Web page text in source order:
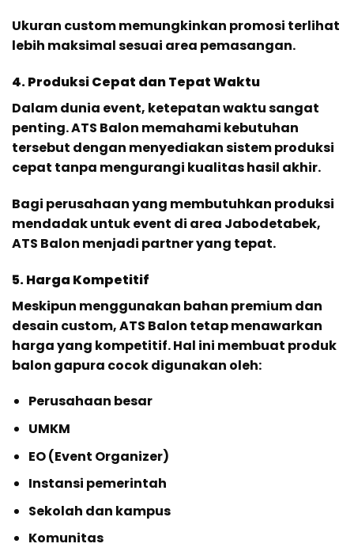
Ukuran custom memungkinkan promosi terlihat
lebih maksimal sesuai area pemasangan.
4. Produksi Cepat dan Tepat Waktu
Dalam dunia event, ketepatan waktu sangat
penting. ATS Balon memahami kebutuhan
tersebut dengan menyediakan sistem produksi
cepat tanpa mengurangi kualitas hasil akhir.
Bagi perusahaan yang membutuhkan produksi
mendadak untuk event di area Jabodetabek,
ATS Balon menjadi partner yang tepat.
5. Harga Kompetitif
Meskipun menggunakan bahan premium dan
desain custom, ATS Balon tetap menawarkan
harga yang kompetitif. Hal ini membuat produk
balon gapura cocok digunakan oleh:
Perusahaan besar
UMKM
EO (Event Organizer)
Instansi pemerintah
Sekolah dan kampus
Komunitas